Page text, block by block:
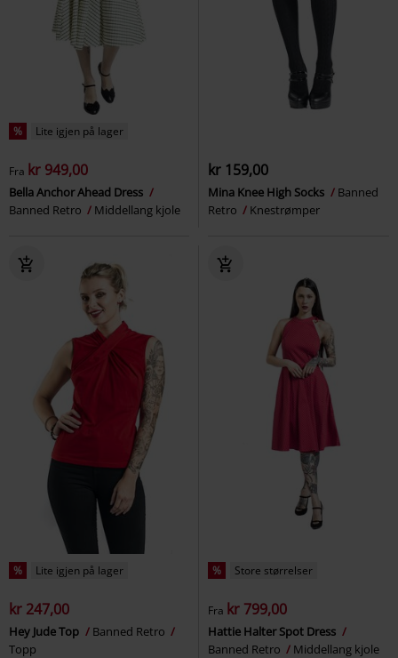
% Lite igjen på lager
Fra kr 949,00
Bella Anchor Ahead Dress
Banned Retro
Middellang kjole
kr 159,00
Mina Knee High Socks
Banned
Retro
Knestrømper
% Lite igjen på lager
kr 247,00
Hey Jude Top
Banned Retro
Topp
% Store størrelser
Fra kr 799,00
Hattie Halter Spot Dress
Banned Retro
Middellang kjole